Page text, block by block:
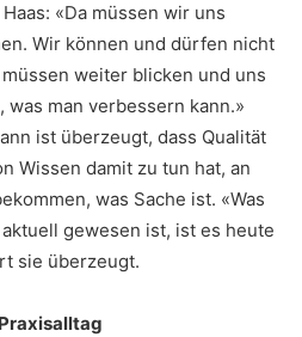
«Da müssen wir uns
Wir können und dürfen nicht
weiter blicken und uns
man verbessern kann.»
ist überzeugt, dass Qualität
Wissen damit zu tun hat, an
was Sache ist. «Was
gewesen ist, ist es heute
sie überzeugt.